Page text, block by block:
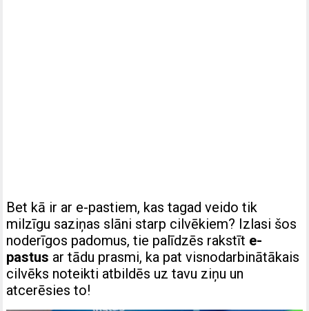
Bet kā ir ar e-pastiem, kas tagad veido tik
milzīgu saziņas slāni starp cilvēkiem? Izlasi šos
noderīgos padomus, tie palīdzēs rakstīt e-
pastus ar tādu prasmi, ka pat visnodarbinātākais
cilvēks noteikti atbildēs uz tavu ziņu un
atcerēsies to!